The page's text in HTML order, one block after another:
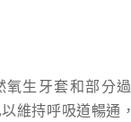
氧生牙套和部分
維持呼吸道暢通